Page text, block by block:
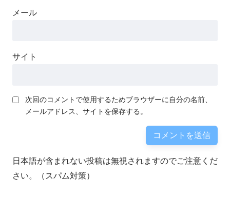
メール
サイト
次回のコメントで使用するためブラウザーに自分の名前、
メールアドレス、サイトを保存する。
日本語が含まれない投稿は無視されますのでご注意くだ
さい。（スパム対策）